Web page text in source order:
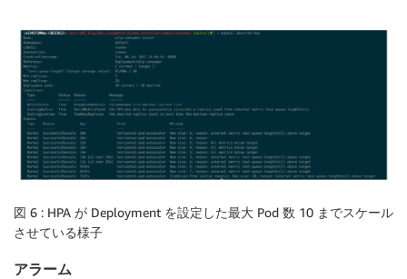
図 6 : HPA が Deployment を設定した最大 Pod 数 10 までスケール
させている様子
アラーム